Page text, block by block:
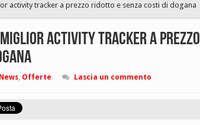
activity tracker a prezzo ridotto e senza costi di dogana
miglior activity tracker a prezzo
News, Offerte
Lascia un commento